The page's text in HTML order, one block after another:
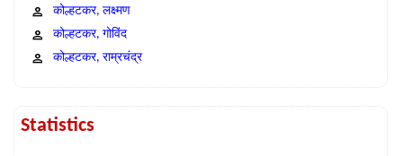
कोल्हटकर, लक्ष्मण
कोल्हटकर, गोविंद
कोल्हटकर, राम्रचंद्र
Statistics